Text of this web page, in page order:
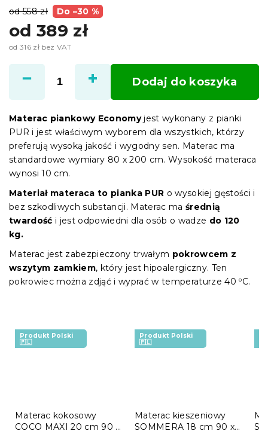
od 558 zł Do –30 %
od 389 zł
od 316 zł bez VAT
jednostkowa:
Dodaj do koszyka
Materac piankowy Economyjest wykonany z pianki
PUR i jest właściwym wyborem dla wszystkich, którzy
preferują wysoką jakość i wygodny sen. Materac ma
standardowe wymiary 80 x 200 cm. Wysokość materaca
wynosi 10 cm.
Materiał materaca to pianka PUR o wysokiej gęstości i
bez szkodliwych substancji. Materac ma średnią
twardość i jest odpowiedni dla osób o wadze do 120
kg.
Materac jest zabezpieczony trwałym pokrowcem z
wszytym zamkiem, który jest hipoalergiczny. Ten
pokrowiec można zdjąć i wyprać w temperaturze 40 ºC.
Produkt Polski
🇵🇱
Materac kokosowy
COCO MAXI 20 cm 90 x
Produkt Polski
🇵🇱
Materac kieszeniowy
SOMMERA 18 cm 90 x